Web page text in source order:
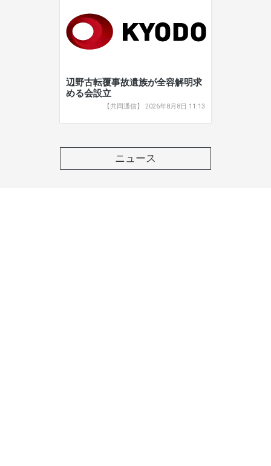
辺野古転覆事故遺族が全容解明求
める会設立
【共同通信】 2026年8月8日 11:13
ニュース